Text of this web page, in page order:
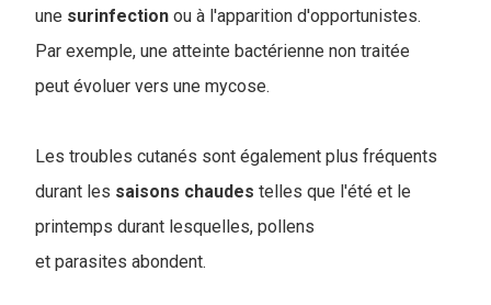
une surinfection ou à l'apparition d'opportunistes.
Par exemple, une atteinte bactérienne non traitée
peut évoluer vers une mycose.
Les troubles cutanés sont également plus fréquents
durant les saisons chaudes telles que l'été et le
printemps durant lesquelles, pollens
et parasites abondent.